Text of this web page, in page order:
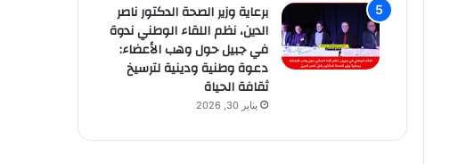
برعاية وزير الصحة الدكتور ناصر
الدين، نظم اللقاء الوطني ندوة
في جبيل حول وهب الأعضاء:
دعوة وطنية ودينية لترسيخ
ثقافة الحياة
يناير 30, 2026